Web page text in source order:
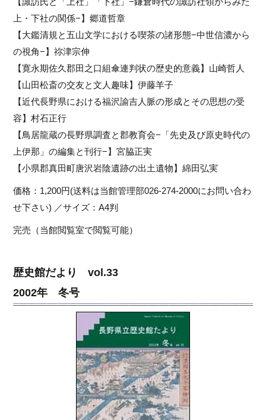
上・下社の関係−】郷道哲章
【大鑑清規と五山文学における喫茶の諸形態−中世信濃から
の視角−】祢津宗伸
【寛永期佐久郡田之口組傘連判状の歴史的意義】山崎哲人
【山田松斎の交友と文人趣味】伊藤羊子
【近代長野県における福沢諭吉人脈の形成とその思想の受
容】村石正行
【鳥居龍蔵の長野県調査と郡教育会−「先史及び原史時代の
上伊那」の編集と刊行−】宮脇正実
【小県郡真田町唐沢岩陰遺跡の出土遺物】綿田弘実
価格：1,200円(送料は当館管理部026-274-2000にお問い合わ
せ下さい) ／サイズ：A4判
完売（当館閲覧室で閲覧可能）
歴史館だより vol.33
2002年 冬号